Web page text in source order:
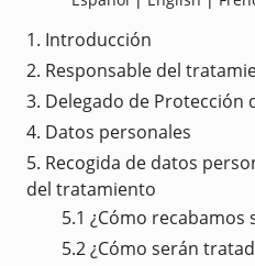
1. Introducción
2. Responsable del
3. Delegado de Protección
4. Datos personales
5. Recogida de datos
del tratamiento
5.1 ¿Cómo
5.2 ¿Cómo serán